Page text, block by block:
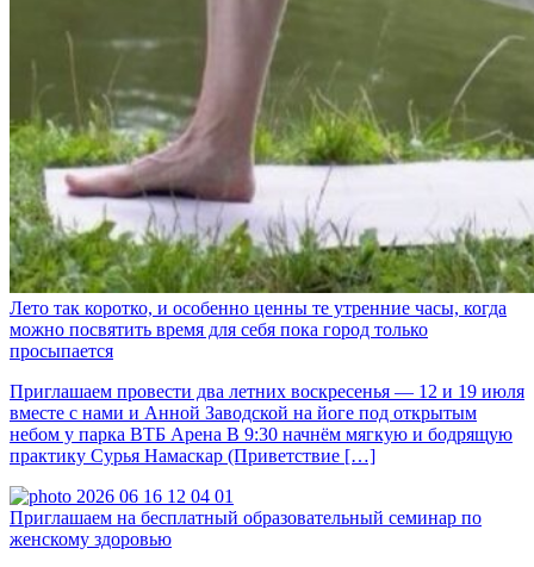
Лето так коротко, и особенно ценны те утренние часы, когда
можно посвятить время для себя пока город только
просыпается
Приглашаем провести два летних воскресенья — 12 и 19 июля
вместе с нами и Анной Заводской на йоге под открытым
небом у парка ВТБ Арена В 9:30 начнём мягкую и бодрящую
практику Сурья Намаскар (Приветствие […]
Приглашаем на бесплатный образовательный семинар по
женскому здоровью